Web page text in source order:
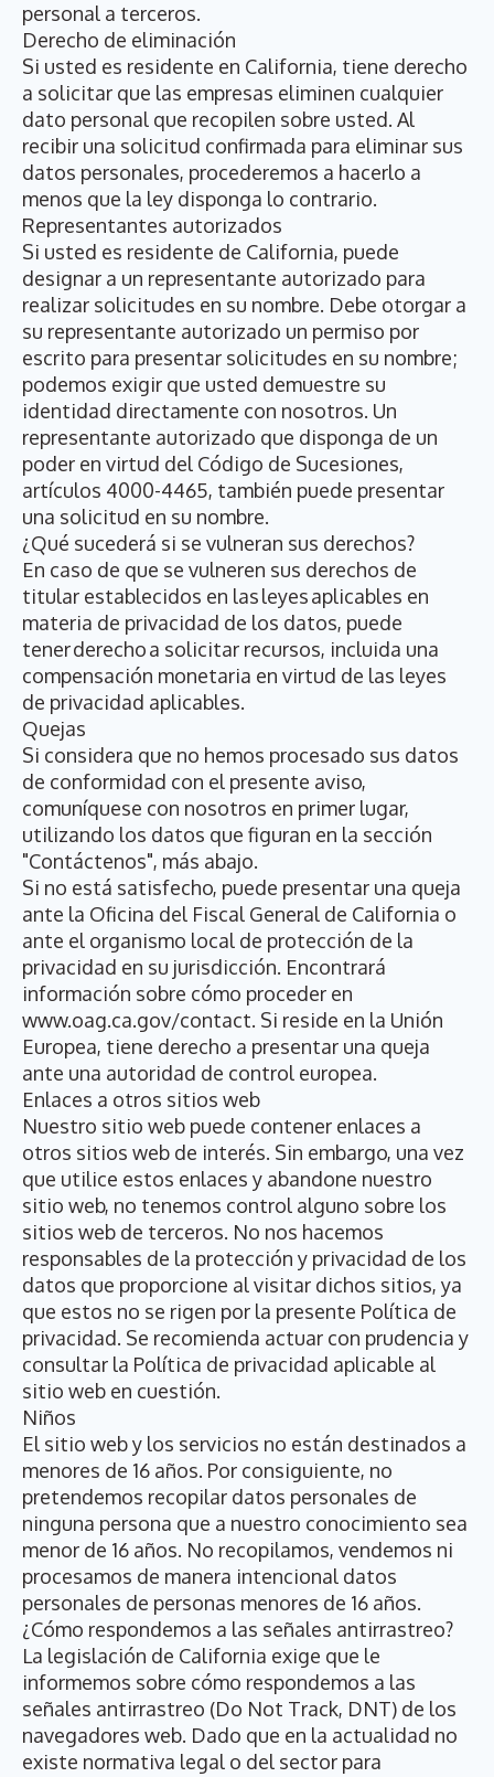
personal a terceros.
Derecho de eliminación
Si usted es residente en California, tiene derecho
a solicitar que las empresas eliminen cualquier
dato personal que recopilen sobre usted. Al
recibir una solicitud confirmada para eliminar sus
datos personales, procederemos a hacerlo a
menos que la ley disponga lo contrario.
Representantes autorizados
Si usted es residente de California, puede
designar a un representante autorizado para
realizar solicitudes en su nombre. Debe otorgar a
su representante autorizado un permiso por
escrito para presentar solicitudes en su nombre;
podemos exigir que usted demuestre su
identidad directamente con nosotros. Un
representante autorizado que disponga de un
poder en virtud del Código de Sucesiones,
artículos 4000-4465, también puede presentar
una solicitud en su nombre.
¿Qué sucederá si se vulneran sus derechos?
En caso de que se vulneren sus derechos de
titular establecidos en las leyes aplicables en
materia de privacidad de los datos, puede
tener derecho a solicitar recursos, incluida una
compensación monetaria en virtud de las leyes
de privacidad aplicables.
Quejas
Si considera que no hemos procesado sus datos
de conformidad con el presente aviso,
comuníquese con nosotros en primer lugar,
utilizando los datos que figuran en la sección
"Contáctenos", más abajo.
Si no está satisfecho, puede presentar una queja
ante la Oficina del Fiscal General de California o
ante el organismo local de protección de la
privacidad en su jurisdicción. Encontrará
información sobre cómo proceder en
www.oag.ca.gov/contact. Si reside en la Unión
Europea, tiene derecho a presentar una queja
ante una autoridad de control europea.
Enlaces a otros sitios web
Nuestro sitio web puede contener enlaces a
otros sitios web de interés. Sin embargo, una vez
que utilice estos enlaces y abandone nuestro
sitio web, no tenemos control alguno sobre los
sitios web de terceros. No nos hacemos
responsables de la protección y privacidad de los
datos que proporcione al visitar dichos sitios, ya
que estos no se rigen por la presente Política de
privacidad. Se recomienda actuar con prudencia y
consultar la Política de privacidad aplicable al
sitio web en cuestión.
Niños
El sitio web y los servicios no están destinados a
menores de 16 años. Por consiguiente, no
pretendemos recopilar datos personales de
ninguna persona que a nuestro conocimiento sea
menor de 16 años. No recopilamos, vendemos ni
procesamos de manera intencional datos
personales de personas menores de 16 años.
¿Cómo respondemos a las señales antirrastreo?
La legislación de California exige que le
informemos sobre cómo respondemos a las
señales antirrastreo (Do Not Track, DNT) de los
navegadores web. Dado que en la actualidad no
existe normativa legal o del sector para